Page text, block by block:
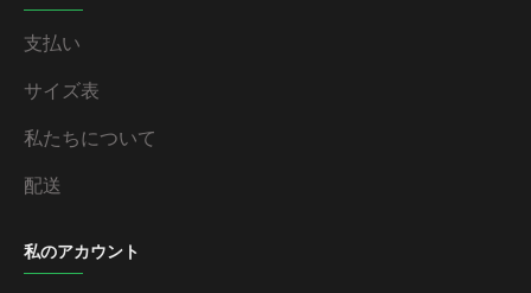
支払い
サイズ表
私たちについて
配送
私のアカウント